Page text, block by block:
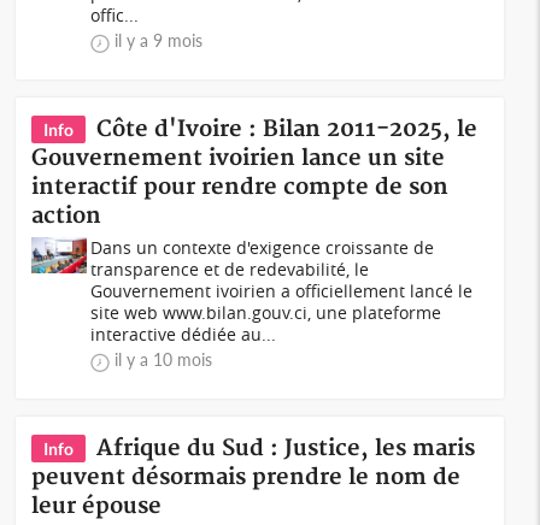
offic...
il y a 9 mois
Info
Côte d'Ivoire : Bilan 2011-2025, le
Gouvernement ivoirien lance un site
interactif pour rendre compte de son
action
Dans un contexte d'exigence croissante de
transparence et de redevabilité, le
Gouvernement ivoirien a officiellement lancé le
site web www.bilan.gouv.ci, une plateforme
interactive dédiée au...
il y a 10 mois
Info
Afrique du Sud : Justice, les maris
peuvent désormais prendre le nom de
leur épouse